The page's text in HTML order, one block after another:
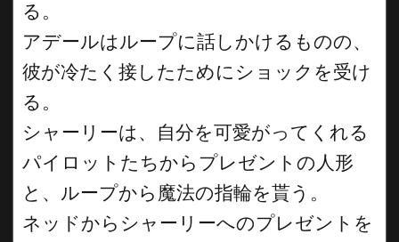
る。
アデールはループに話しかけるものの、
彼が冷たく接したためにショックを受け
る。
シャーリーは、自分を可愛がってくれる
パイロットたちからプレゼントの人形
と、ループから魔法の指輪を貰う。
ネッドからシャーリーへのプレゼントを